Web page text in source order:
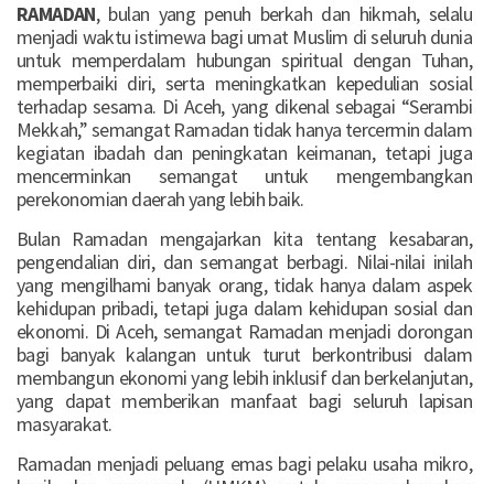
RAMADAN, bulan yang penuh berkah dan hikmah, selalu
menjadi waktu istimewa bagi umat Muslim di seluruh dunia
untuk memperdalam hubungan spiritual dengan Tuhan,
memperbaiki diri, serta meningkatkan kepedulian sosial
terhadap sesama. Di Aceh, yang dikenal sebagai “Serambi
Mekkah,” semangat Ramadan tidak hanya tercermin dalam
kegiatan ibadah dan peningkatan keimanan, tetapi juga
mencerminkan semangat untuk mengembangkan
perekonomian daerah yang lebih baik.
Bulan Ramadan mengajarkan kita tentang kesabaran,
pengendalian diri, dan semangat berbagi. Nilai-nilai inilah
yang mengilhami banyak orang, tidak hanya dalam aspek
kehidupan pribadi, tetapi juga dalam kehidupan sosial dan
ekonomi. Di Aceh, semangat Ramadan menjadi dorongan
bagi banyak kalangan untuk turut berkontribusi dalam
membangun ekonomi yang lebih inklusif dan berkelanjutan,
yang dapat memberikan manfaat bagi seluruh lapisan
masyarakat.
Ramadan menjadi peluang emas bagi pelaku usaha mikro,